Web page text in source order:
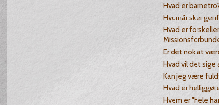
Hvad er
Hvornår sker
Hvad er
Er det nok at
Hvad vil det sige
Kan jeg være
Hvad er
Hvem er "hele